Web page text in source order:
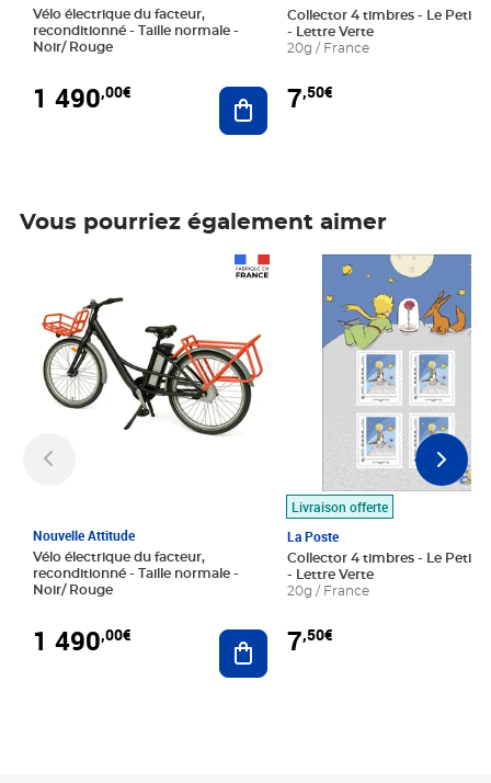
Vélo électrique du facteur,
reconditionné - Taille normale -
Noir/ Rouge
1 490,00€ Ajouter au panier
Collector 4 timbres - Le Petit
- Lettre Verte
20g / France
7,50€
Vous pourriez également aimer
Nouvelle Attitude
Vélo électrique du facteur,
reconditionné - Taille normale -
Noir/ Rouge
1 490,00€ Ajouter au panier
Livraison offerte
La Poste
Collector 4 timbres - Le Petit
- Lettre Verte
20g / France
7,50€
Prix 7,50€